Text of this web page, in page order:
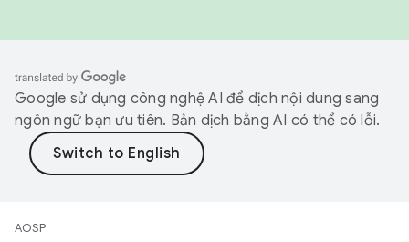
Google sử dụng công nghệ AI để dịch nội dung sang
ngôn ngữ bạn ưu tiên. Bản dịch bằng AI có thể có lỗi.
AOSP